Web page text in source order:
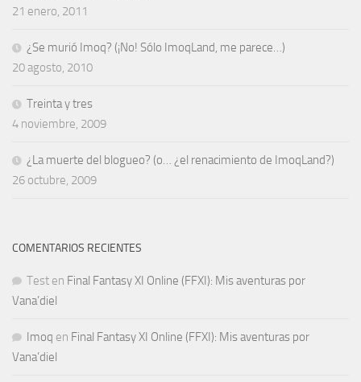
21 enero, 2011
¿Se murió Imoq? (¡No! Sólo ImoqLand, me parece…)
20 agosto, 2010
Treinta y tres
4 noviembre, 2009
¿La muerte del blogueo? (o… ¿el renacimiento de ImoqLand?)
26 octubre, 2009
COMENTARIOS RECIENTES
Test en Final Fantasy XI Online (FFXI): Mis aventuras por
Vana’diel
Imoq en Final Fantasy XI Online (FFXI): Mis aventuras por
Vana’diel